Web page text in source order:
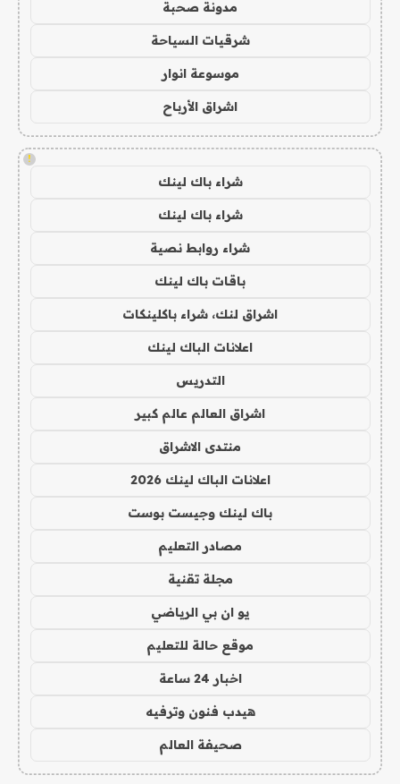
مدونة صحبة
شرقيات السياحة
موسوعة انوار
اشراق الأرباح
!
شراء باك لينك
شراء باك لينك
شراء روابط نصية
باقات باك لينك
اشراق لنك، شراء باكلينكات
اعلانات الباك لينك
التدريس
اشراق العالم عالم كبير
منتدى الاشراق
اعلانات الباك لينك 2026
باك لينك وجيست بوست
مصادر التعليم
مجلة تقنية
يو ان بي الرياضي
موقع حالة للتعليم
اخبار 24 ساعة
هيدب فنون وترفيه
صحيفة العالم